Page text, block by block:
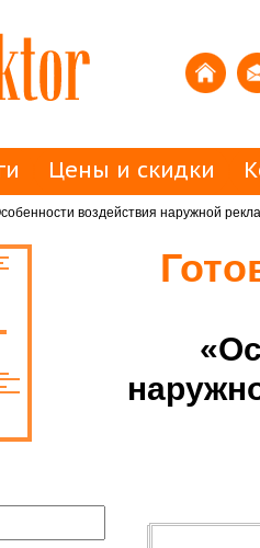
Цены и скидки
воздействия наружной